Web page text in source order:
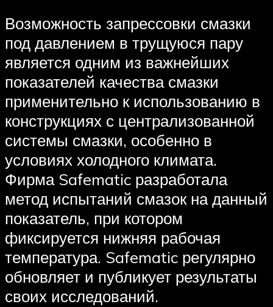
Возможность запрессовки смазки
под давлением в трущуюся пару
является одним из важнейших
показателей качества смазки
применительно к использованию в
конструкциях с централизованной
системы смазки, особенно в
условиях холодного климата.
Фирма Safematic разработала
метод испытаний смазок на данный
показатель, при котором
фиксируется нижняя рабочая
температура. Safematic регулярно
обновляет и публикует результаты
своих исследований.